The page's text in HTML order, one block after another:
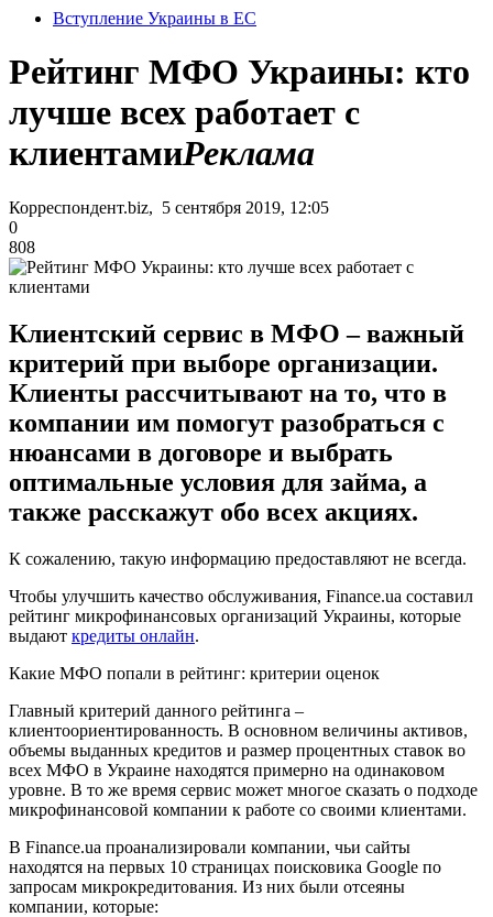
Вступление Украины в ЕС
Рейтинг МФО Украины: кто
лучше всех работает с
клиентамиРеклама
Корреспондент.biz, 5 сентября 2019, 12:05
0
808
Клиентский сервис в МФО – важный
критерий при выборе организации.
Клиенты рассчитывают на то, что в
компании им помогут разобраться с
нюансами в договоре и выбрать
оптимальные условия для займа, а
также расскажут обо всех акциях.
К сожалению, такую информацию предоставляют не всегда.
Чтобы улучшить качество обслуживания, Finance.ua составил
рейтинг микрофинансовых организаций Украины, которые
выдают кредиты онлайн.
Какие МФО попали в рейтинг: критерии оценок
Главный критерий данного рейтинга –
клиентоориентированность. В основном величины активов,
объемы выданных кредитов и размер процентных ставок во
всех МФО в Украине находятся примерно на одинаковом
уровне. В то же время сервис может многое сказать о подходе
микрофинансовой компании к работе со своими клиентами.
В Finance.ua проанализировали компании, чьи сайты
находятся на первых 10 страницах поисковика Google по
запросам микрокредитования. Из них были отсеяны
компании, которые: